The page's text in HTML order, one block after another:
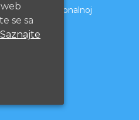
o funkcionalnoj
se sa
Saznajte